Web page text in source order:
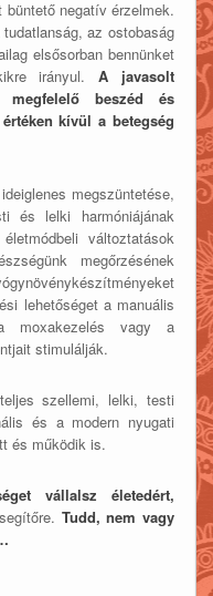
negatív érzelmek.
az ostobaság
elsősorban bennünket
irányul. A javasolt
beszéd és
kívül a betegség
megszüntetése,
és lelki harmóniájának
változtatások
megőrzésének
lehetőséget a manuális
moxakezelés vagy a
stimulálják.
szellemi, lelki, testi
és a modern nyugati
és működik is.
vállalsz életedért,
Tudd, nem vagy